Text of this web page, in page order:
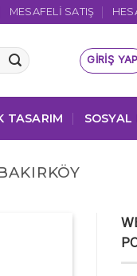
MESAFELI SATIŞ
GIRIŞ YAP
TASARIM SOSYAL